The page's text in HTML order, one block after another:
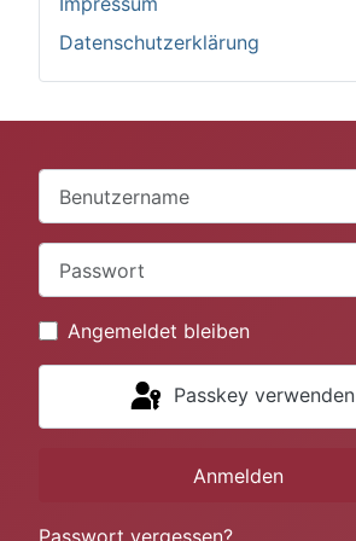
Datenschutzerklärung
Angemeldet bleiben
Passkey verwenden
Anmelden